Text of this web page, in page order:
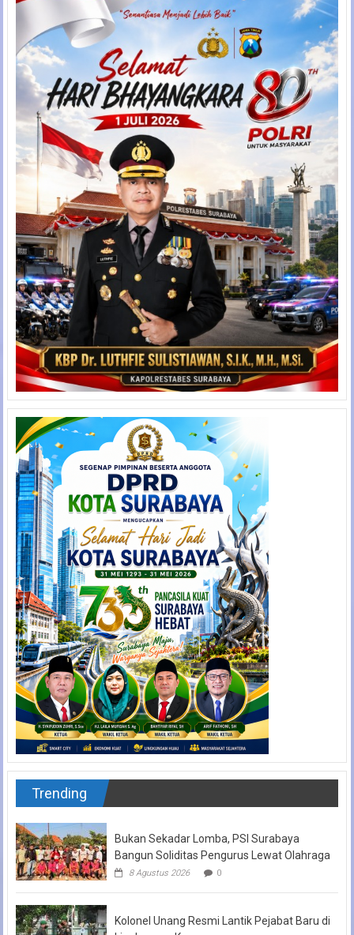
Trending
Bukan Sekadar Lomba, PSI Surabaya
Bangun Soliditas Pengurus Lewat Olahraga
8 Agustus 2026 0
Kolonel Unang Resmi Lantik Pejabat Baru di